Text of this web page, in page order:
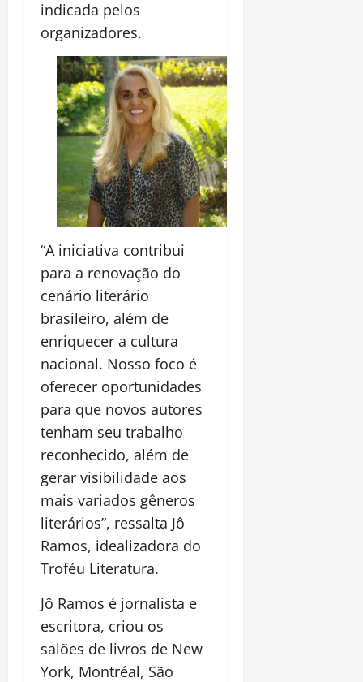
indicada pelos
organizadores.
“A iniciativa contribui
para a renovação do
cenário literário
brasileiro, além de
enriquecer a cultura
nacional. Nosso foco é
oferecer oportunidades
para que novos autores
tenham seu trabalho
reconhecido, além de
gerar visibilidade aos
mais variados gêneros
literários”, ressalta Jô
Ramos, idealizadora do
Troféu Literatura.
Jô Ramos é jornalista e
escritora, criou os
salões de livros de New
York, Montréal, São